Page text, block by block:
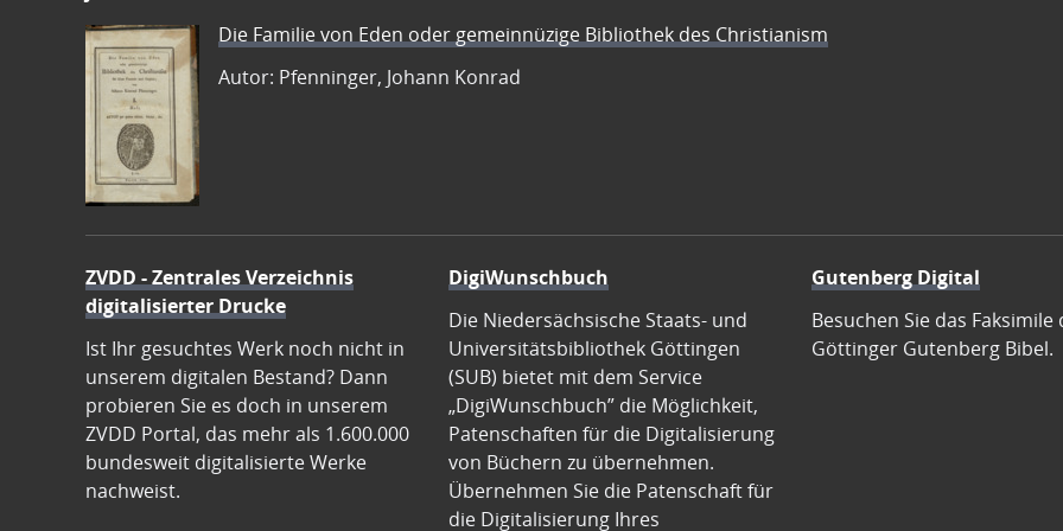
Die Familie von Eden oder gemeinnüzige Bibliothek des Christianism
Autor: Pfenninger, Johann Konrad
ZVDD - Zentrales Verzeichnis
digitalisierter Drucke
Ist Ihr gesuchtes Werk noch nicht in
unserem digitalen Bestand? Dann
probieren Sie es doch in unserem
ZVDD Portal, das mehr als 1.600.000
bundesweit digitalisierte Werke
nachweist.
DigiWunschbuch
Die Niedersächsische Staats- und
Universitätsbibliothek Göttingen
(SUB) bietet mit dem Service
„DigiWunschbuch” die Möglichkeit,
Patenschaften für die Digitalisierung
von Büchern zu übernehmen.
Übernehmen Sie die Patenschaft für
die Digitalisierung Ihres
Gutenberg Digital
Besuchen Sie das Faksimile
Göttinger Gutenberg Bibel.